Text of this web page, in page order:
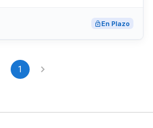
En Plazo
1